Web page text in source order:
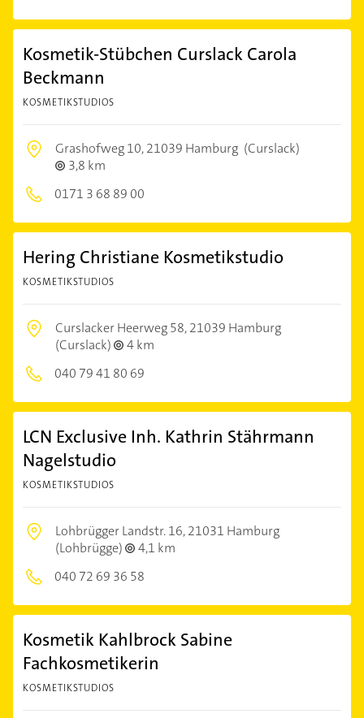
Kosmetik-Stübchen Curslack Carola
Beckmann
KOSMETIKSTUDIOS
Grashofweg 10,21039 Hamburg (Curslack)
3,8 km
0171 3 68 89 00
Hering Christiane Kosmetikstudio
KOSMETIKSTUDIOS
Curslacker Heerweg 58,21039 Hamburg
(Curslack)
4 km
040 79 41 80 69
LCN Exclusive Inh. Kathrin Stährmann
Nagelstudio
KOSMETIKSTUDIOS
Lohbrügger Landstr. 16,21031 Hamburg
(Lohbrügge)
4,1 km
040 72 69 36 58
Kosmetik Kahlbrock Sabine
Fachkosmetikerin
KOSMETIKSTUDIOS